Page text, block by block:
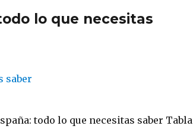
lo que necesitas
todo lo que necesitas saber Tabla